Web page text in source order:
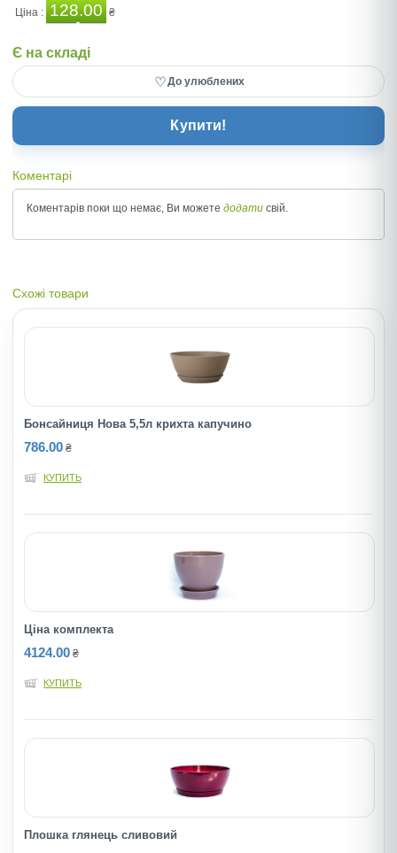
Ціна : 128.00 ₴
Є на складі
♡До улюблених
Купити!
Коментарі
Коментарів поки що немає, Ви можете додати свій.
Схожі товари
Бонсайниця Нова 5,5л крихта капучино
786.00 ₴
КУПИТЬ
Ціна комплекта
4124.00 ₴
КУПИТЬ
Плошка глянець сливовий